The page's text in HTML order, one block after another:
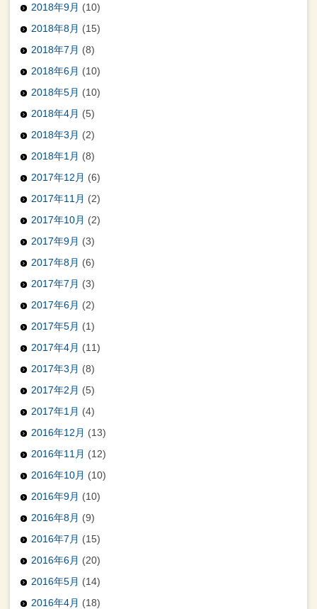
2018年9月 (10)
2018年8月 (15)
2018年7月 (8)
2018年6月 (10)
2018年5月 (10)
2018年4月 (5)
2018年3月 (2)
2018年1月 (8)
2017年12月 (6)
2017年11月 (2)
2017年10月 (2)
2017年9月 (3)
2017年8月 (6)
2017年7月 (3)
2017年6月 (2)
2017年5月 (1)
2017年4月 (11)
2017年3月 (8)
2017年2月 (5)
2017年1月 (4)
2016年12月 (13)
2016年11月 (12)
2016年10月 (10)
2016年9月 (10)
2016年8月 (9)
2016年7月 (15)
2016年6月 (20)
2016年5月 (14)
2016年4月 (18)